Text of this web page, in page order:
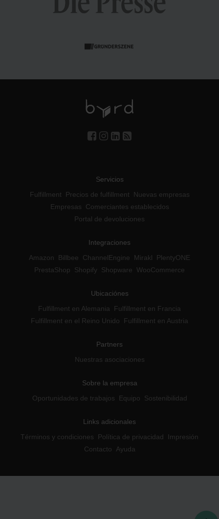
Servicios
Fulfillment
Precios de fulfillment
Nuevas empresas
Empresas
Comerciantes establecidos
Portal de devoluciones
Integraciones
Amazon
Billbee ChannelEngine Mirakl
PlentyONE
PrestaShop
Shopify Shopware WooCommerce
Ubicaciónes
Fulfillment en Alemania
Fulfillment en Francia
Fulfillment en el Reino Unido
Fulfillment en Austria
Partners
Nuestras asociaciones
Sobre la empresa
Oportunidades de trabajos
Equipo Sostenibilidad
Links adicionales
Términos y condiciones
Política de privacidad
Impresión
Contacto Ayuda